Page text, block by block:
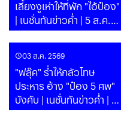
เลี้ยงงูเห่าให้ที่พัก "ไอ้ป๋อง"
| เนชั่นทันข่าวค่ำ | 5 ส.ค.
69 | PART
03 ส.ค. 2569
"ฟลุ๊ค" ร่ำไห้กลัวโทษ
ประหาร อ้าง "ป๋อง 5 ศพ"
บังคับ | เนชั่นทันข่าวค่ำ | 3
ส.ค. 69